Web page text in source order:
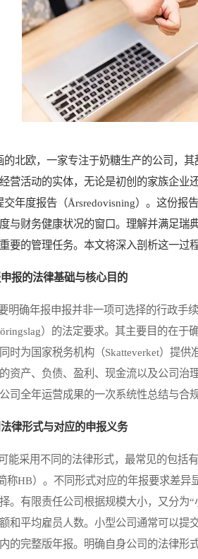
欧，一家专注于奶糖生产的公司，其
营活动的实体，无论是初创的家族企业
交年度报告（Årsredovisning）。这份
与财务健康状况的窗口。理解并满足瑞
要的管理任务。本文将深入剖析这一过
报的法律基础与核心目的
确年报申报并非一项可选择的行政手续
）的法定要求。其主要目的在
时为国家税务机构（Skatteverket）提
资产、负债、盈利、现金流以及公司治
司全年运营成果的一次系统性总结与合规
律形式与对应的申报义务
采用不同的法律形式，最常见的包括
简称HB）。不同形式对应的年报要求差
。有限责任公司根据规模大小，又分为
和平均雇员人数。小型公司通常可以提
的完整版年报。明确自身公司的法律形